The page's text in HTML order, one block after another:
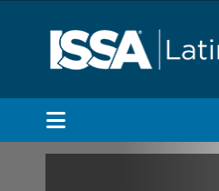
Toggle
Navigation